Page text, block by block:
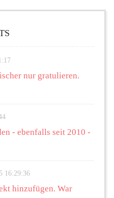
nur gratulieren.
- ebenfalls seit 2010 -
16:29:36
hinzufügen. War